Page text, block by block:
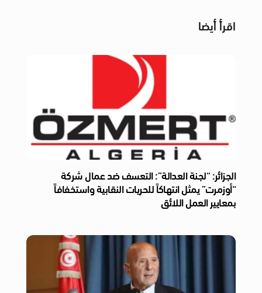
اقرأ أيضا
الجزائر: “لجنة العدالة”: التعسف ضد عمال شركة
“أوزمرت” يمثل انتهاكاً للحريات النقابية واستخفافاً
بمعايير العمل اللائق